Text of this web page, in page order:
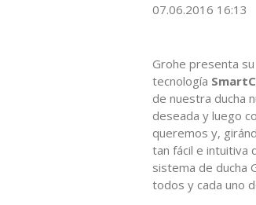
07.06.2016 16:13
Grohe presenta
tecnología
de nuestra ducha
deseada y luego
queremos y,
tan fácil e intuitiva
sistema de ducha
todos y cada uno